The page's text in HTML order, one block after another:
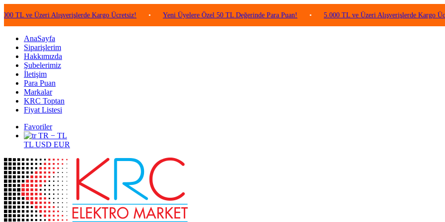
Üzeri Alışverişlerde Kargo Ücretsiz! • Yeni Üyelere Özel 50 TL Değerinde Para Puan! • 5.000 TL ve Üzeri Alışverişlerde Kargo Ücretsiz!
AnaSayfa
Siparişlerim
Hakkımızda
Şubelerimiz
İletişim
Para Puan
Markalar
KRC Toptan
Fiyat Listesi
Favoriler
TR − TL
TL USD EUR